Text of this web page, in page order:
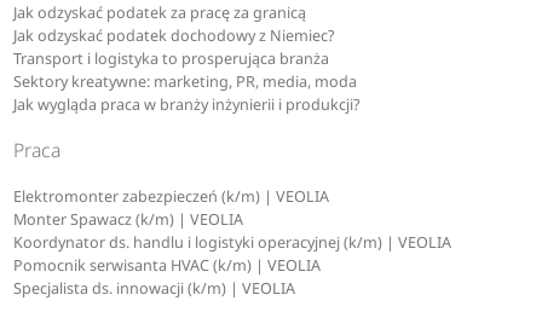
Jak odzyskać podatek za pracę za granicą
Jak odzyskać podatek dochodowy z Niemiec?
Transport i logistyka to prosperująca branża
Sektory kreatywne: marketing, PR, media, moda
Jak wygląda praca w branży inżynierii i produkcji?
Praca
Elektromonter zabezpieczeń (k/m) | VEOLIA
Monter Spawacz (k/m) | VEOLIA
Koordynator ds. handlu i logistyki operacyjnej (k/m) | VEOLIA
Pomocnik serwisanta HVAC (k/m) | VEOLIA
Specjalista ds. innowacji (k/m) | VEOLIA